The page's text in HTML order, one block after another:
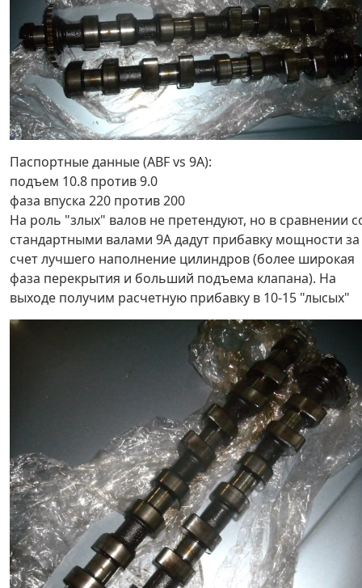
Паспортные данные (ABF vs 9A):
подъем 10.8 против 9.0
фаза впуска 220 против 200
На роль "злых" валов не претендуют, но в сравнении
стандартными валами 9A дадут прибавку мощности за
счет лучшего наполнение цилиндров (более широкая
фаза перекрытия и больший подъема клапана). На
выходе получим расчетную прибавку в 10-15 "лысых"